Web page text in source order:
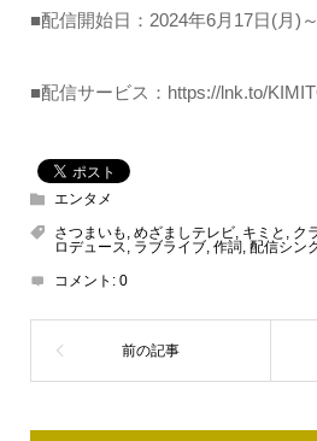
■配信開始日：2024年6月17日(月)～
■配信サービス：https://lnk.to/
エンタメ
さつまいも めざましテレビ, キミと ク
ロデュース
ラブライブ, 作詞, 配信シン
コメント: 0